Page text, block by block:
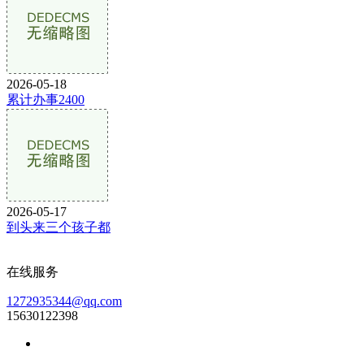
2026-05-18
累计办事2400
2026-05-17
到头来三个孩子都
在线服务
1272935344@qq.com
15630122398